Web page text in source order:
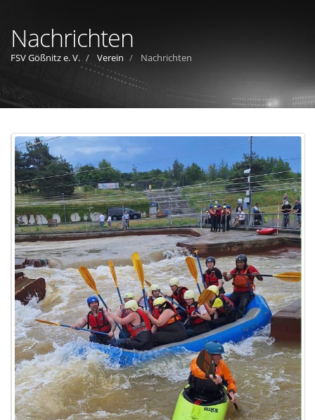
Nachrichten
FSV Gößnitz e. V. Verein Nachrichten